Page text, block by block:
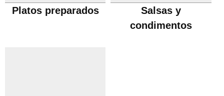
Platos preparados
Salsas y
condimentos